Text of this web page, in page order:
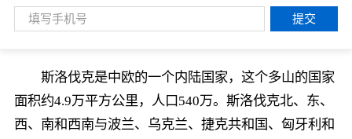
提交
斯洛伐克是中欧的一个内陆国家，这个多山的国家
面积约4.9万平方公里，人口540万。斯洛伐克北、东、
西、南和西南与波兰、乌克兰、捷克共和国、匈牙利和